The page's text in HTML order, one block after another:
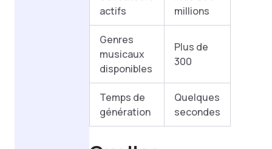
actifs
millions
Genres
musicaux
disponibles
Plus de
300
Temps de
génération
Quelques
secondes